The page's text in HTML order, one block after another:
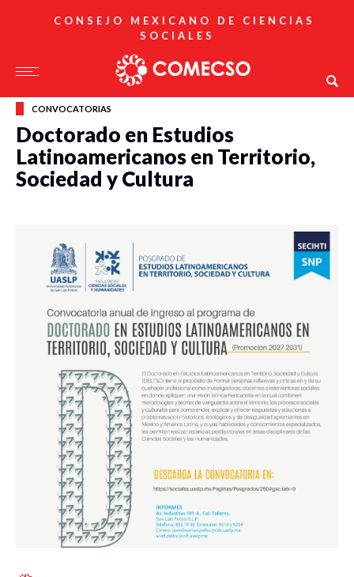
CONSEJO MEXICANO DE CIENCIAS
SOCIALES
CONVOCATORIAS
Doctorado en Estudios
Latinoamericanos en Territorio,
Sociedad y Cultura